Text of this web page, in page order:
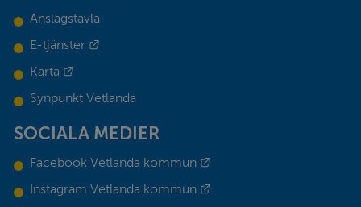
Anslagstavla
E-tjänster
Karta
Synpunkt Vetlanda
SOCIALA MEDIER
Facebook Vetlanda kommun
Instagram Vetlanda kommun